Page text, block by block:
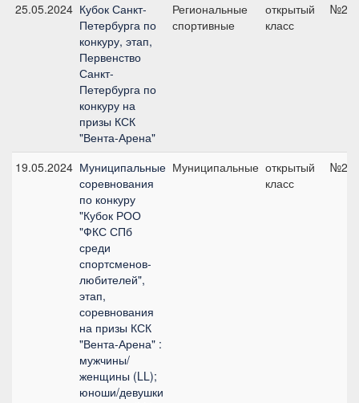
25.05.2024 Кубок Санкт-
Петербурга по
конкуру, этап,
Первенство
Санкт-
Петербурга по
конкуру на
призы КСК
"Вента-Арена"
Региональные
спортивные
открытый
класс
№2,
19.05.2024 Муниципальные
соревнования
по конкуру
"Кубок РОО
"ФКС СПб
среди
спортсменов-
любителей",
этап,
соревнования
на призы КСК
"Вента-Арена" :
мужчины/
женщины (LL);
юноши/девушки
Муниципальные открытый
класс